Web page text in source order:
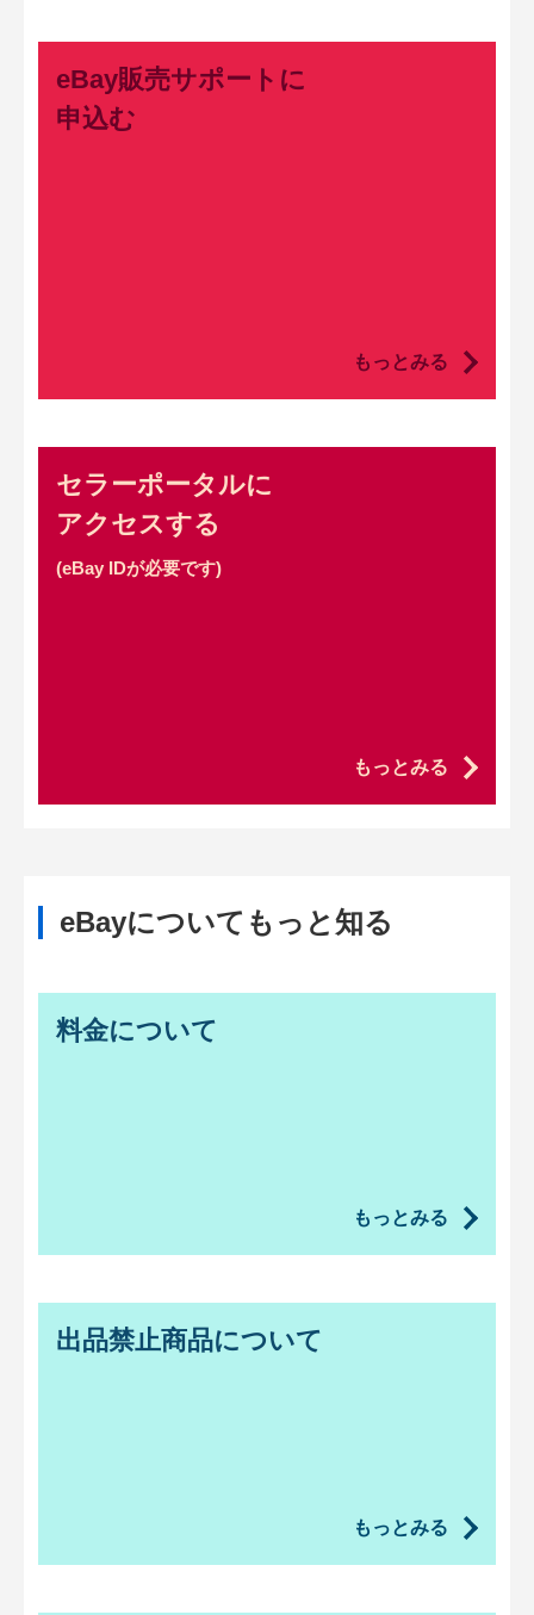
eBay販売サポートに
申込む
もっとみる
セラーポータルに
アクセスする
(eBay IDが必要です)
もっとみる
eBayについてもっと知る
料金について
もっとみる
出品禁止商品について
もっとみる